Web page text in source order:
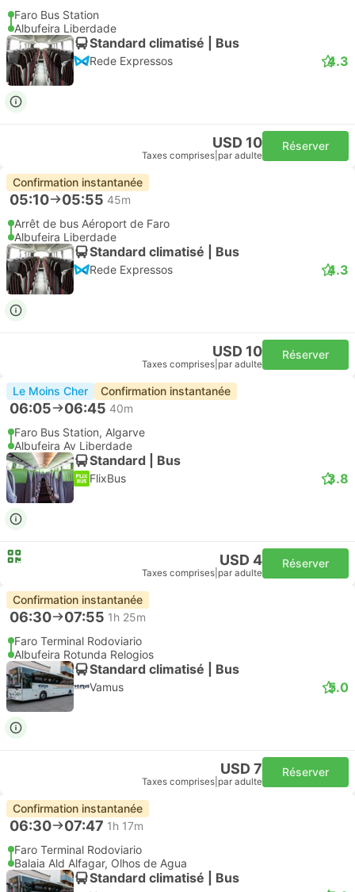
Faro Bus Station
Albufeira Liberdade
Standard climatisé | Bus
Rede Expressos 4.3
USD 10
Taxes comprises par adulte
Réserver
Confirmation instantanée
05:10 05:55 45m
Arrêt de bus Aéroport de Faro
Albufeira Liberdade
Standard climatisé | Bus
Rede Expressos 4.3
USD 10
Taxes comprises par adulte
Réserver
Le Moins Cher Confirmation instantanée
06:05 06:45 40m
Faro Bus Station, Algarve
Albufeira Av Liberdade
Standard | Bus
FlixBus 3.8
USD 4
Taxes comprises par adulte
Réserver
Confirmation instantanée
06:30 07:55 1h 25m
Faro Terminal Rodoviario
Albufeira Rotunda Relogios
Standard climatisé | Bus
Vamus 5.0
USD 7
Taxes comprises par adulte
Réserver
Confirmation instantanée
06:30 07:47 1h 17m
Faro Terminal Rodoviario
Balaia Ald Alfagar, Olhos de Agua
Standard climatisé | Bus